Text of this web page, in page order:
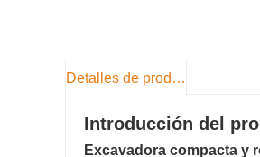
Detalles de producto
Introducción del
Excavadora compacta y